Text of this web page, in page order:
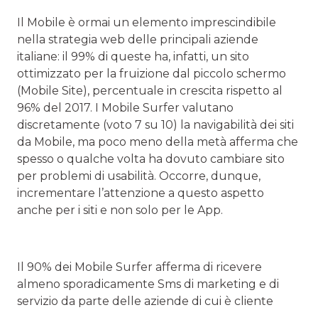
Il Mobile è ormai un elemento imprescindibile
nella strategia web delle principali aziende
italiane: il 99% di queste ha, infatti, un sito
ottimizzato per la fruizione dal piccolo schermo
(Mobile Site), percentuale in crescita rispetto al
96% del 2017. I Mobile Surfer valutano
discretamente (voto 7 su 10) la navigabilità dei siti
da Mobile, ma poco meno della metà afferma che
spesso o qualche volta ha dovuto cambiare sito
per problemi di usabilità. Occorre, dunque,
incrementare l’attenzione a questo aspetto
anche per i siti e non solo per le App.
Il 90% dei Mobile Surfer afferma di ricevere
almeno sporadicamente Sms di marketing e di
servizio da parte delle aziende di cui è cliente